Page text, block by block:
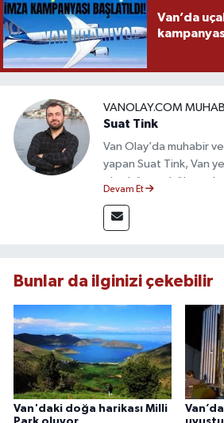
Van’da
VANOLAY.COM
Suat Tink
Van Olay’da muhabir
yapan Suat Tink, Van
olmak üzere bölgesel
mezunu olan Tink,
doğruluk, tarafsızlık ve
Devam Et
Bunlar da ilginizi çekebilir
Van'daki doğa harikası Milli